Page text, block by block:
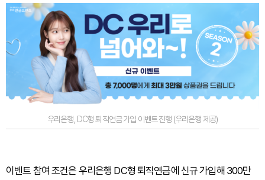
우리은행, DC형 퇴직연금 가입 이벤트 진행 (우리은행 제공)
이벤트 참여 조건은 우리은행 DC형 퇴직연금에 신규 가입해 300만